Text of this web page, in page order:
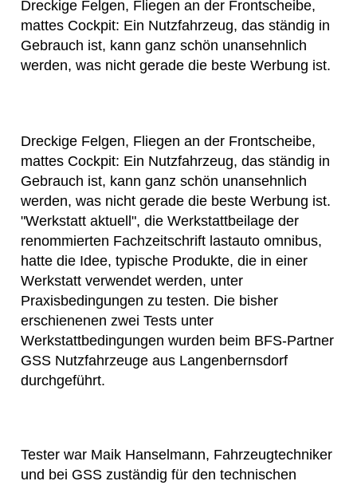
Dreckige Felgen, Fliegen an der Frontscheibe,
mattes Cockpit: Ein Nutzfahrzeug, das ständig in
Gebrauch ist, kann ganz schön unansehnlich
werden, was nicht gerade die beste Werbung ist.
Dreckige Felgen, Fliegen an der Frontscheibe,
mattes Cockpit: Ein Nutzfahrzeug, das ständig in
Gebrauch ist, kann ganz schön unansehnlich
werden, was nicht gerade die beste Werbung ist.
"Werkstatt aktuell", die Werkstattbeilage der
renommierten Fachzeitschrift lastauto omnibus,
hatte die Idee, typische Produkte, die in einer
Werkstatt verwendet werden, unter
Praxisbedingungen zu testen. Die bisher
erschienenen zwei Tests unter
Werkstattbedingungen wurden beim BFS-Partner
GSS Nutzfahrzeuge aus Langenbernsdorf
durchgeführt.
Tester war Maik Hanselmann, Fahrzeugtechniker
und bei GSS zuständig für den technischen